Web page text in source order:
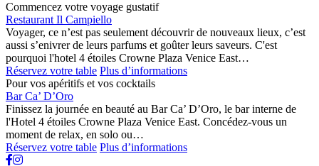
Commencez votre voyage gustatif
Restaurant Il Campiello
Voyager, ce n’est pas seulement découvrir de nouveaux lieux, c’est
aussi s’enivrer de leurs parfums et goûter leurs saveurs. C'est
pourquoi l'hotel 4 étoiles Crowne Plaza Venice East…
Réservez votre table Plus d’informations
Pour vos apéritifs et vos cocktails
Bar Ca’ D’Oro
Finissez la journée en beauté au Bar Ca’ D’Oro, le bar interne de
l'Hotel 4 étoiles Crowne Plaza Venice East. Concédez-vous un
moment de relax, en solo ou…
Réservez votre table Plus d’informations